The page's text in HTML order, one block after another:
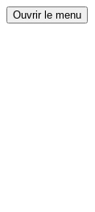
Ouvrir le menu